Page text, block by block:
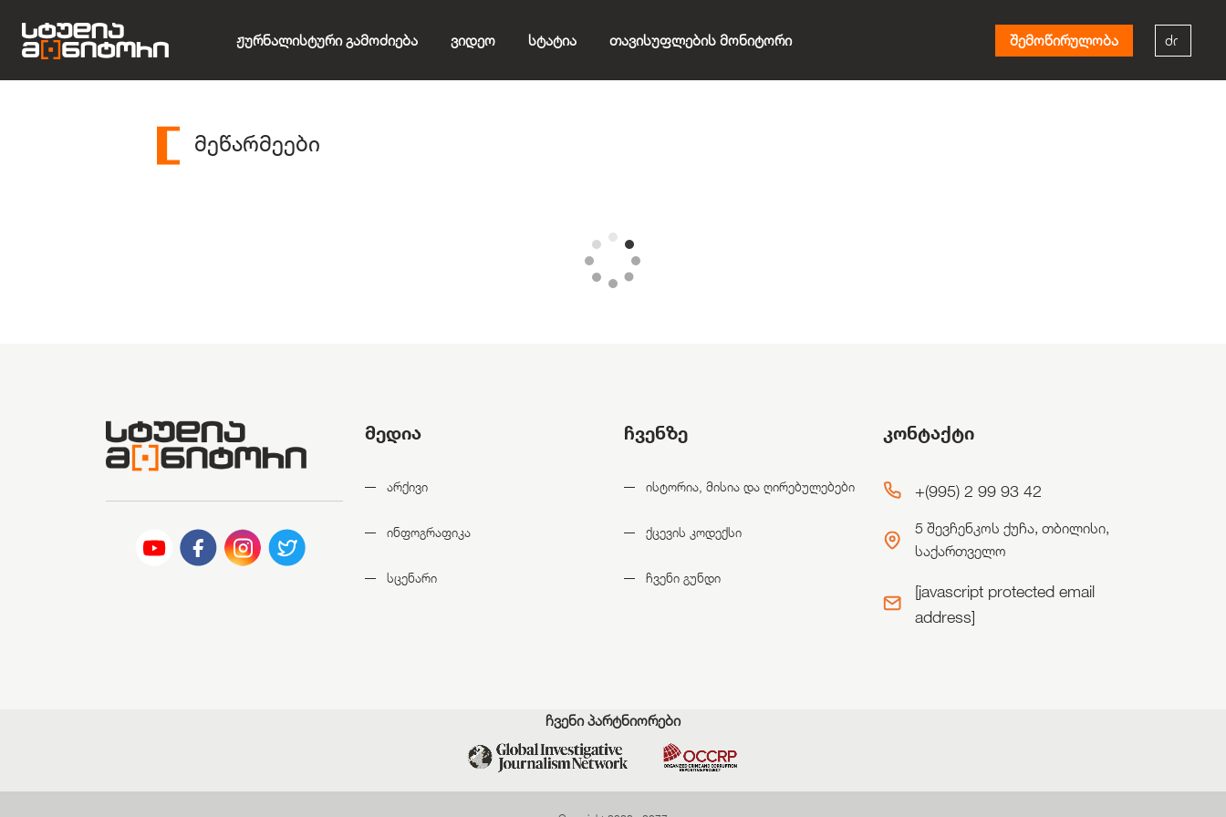
Ჟურნალისტური Გამოძიება Ვიდეო Სტატია Თავისუფლების Მონიტორი შემოწირულობა
მეწარმეები
მედია
არქივი
ინფოგრაფიკა
სცენარი
ჩვენზე
ისტორია, მისია და ღირებულებები
ქცევის კოდექსი
ჩვენი გუნდი
კონტაქტი
+(995) 2 99 93 42
5 შევჩენკოს ქუჩა, თბილისი,
საქართველო
[javascript protected email
address]
ჩვენი პარტნიორები